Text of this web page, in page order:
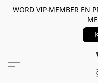
WORD VIP-MEMBER EN